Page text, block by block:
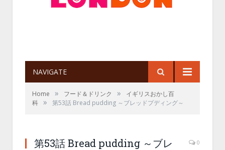
NAVIGATE
Home » フード＆ドリンク »
イギリスおかし百
科 » 第53話 Bread pudding ～ブレッドプディング～
第53話 Bread pudding ～ブレ
0